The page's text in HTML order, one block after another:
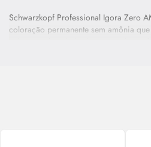
Schwarzkopf Professional Igora Zero
coloração permanente sem amônia
cartela de cor. Sua fórmula conta com